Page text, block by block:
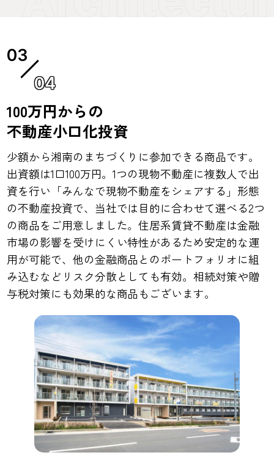
04
100万円からの
不動産小口化投資
少額から湘南のまちづくりに参加できる商品です。
出資額は1口100万円。1つの現物不動産に複数人で出
資を行い「みんなで現物不動産をシェアする」形態
の不動産投資で、当社では目的に合わせて選べる2つ
の商品をご用意しました。住居系賃貸不動産は金融
市場の影響を受けにくい特性があるため安定的な運
用が可能で、他の金融商品とのポートフォリオに組
み込むなどリスク分散としても有効。相続対策や贈
与税対策にも効果的な商品もございます。